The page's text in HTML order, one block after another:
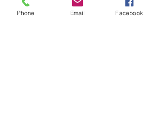
Link til testen på deres Facebook
side
Phone Email Facebook